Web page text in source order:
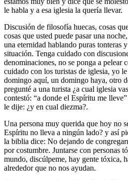
le habla y a esa iglesia la quería llevar.
Discusión de filosofía huecas, cosas
cosas que usted puede pasar una
una eternidad hablando puras tonteras
situación. Tenga cuidado con
denominaciones, no se ponga a pelear
cuidado con los turistas de iglesia, yo
domingo aquí, un domingo haya, otro
pregunté a una turista ¿a cual iglesia
contestó: “a donde el Espíritu me
le dije: ¿y en cual diezma?.
Una persona muy querida que hoy no
Espíritu no lleva a ningún lado? y así
la biblia dice: No dejando de
por costumbre. Juntarse con personas
mundo, discúlpeme, hay gente tóxica,
alrededor que no nos ayudan.